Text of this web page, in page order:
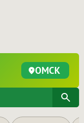
ОМСК